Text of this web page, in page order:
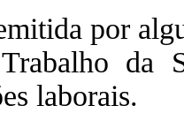
por
da
laborais.